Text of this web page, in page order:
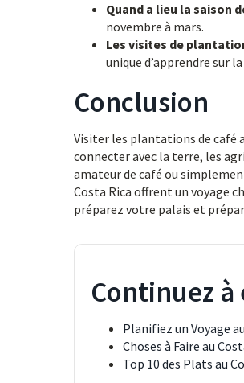
Quand a lieu la saison
novembre à mars.
Les visites de
unique d’apprendre sur
Conclusion
Visiter les plantations de café
connecter avec la terre, les
amateur de café ou
Costa Rica offrent un voyage
préparez votre palais et
Continuez
Planifiez un Voyage
Choses à Faire au
Top 10 des Plats au